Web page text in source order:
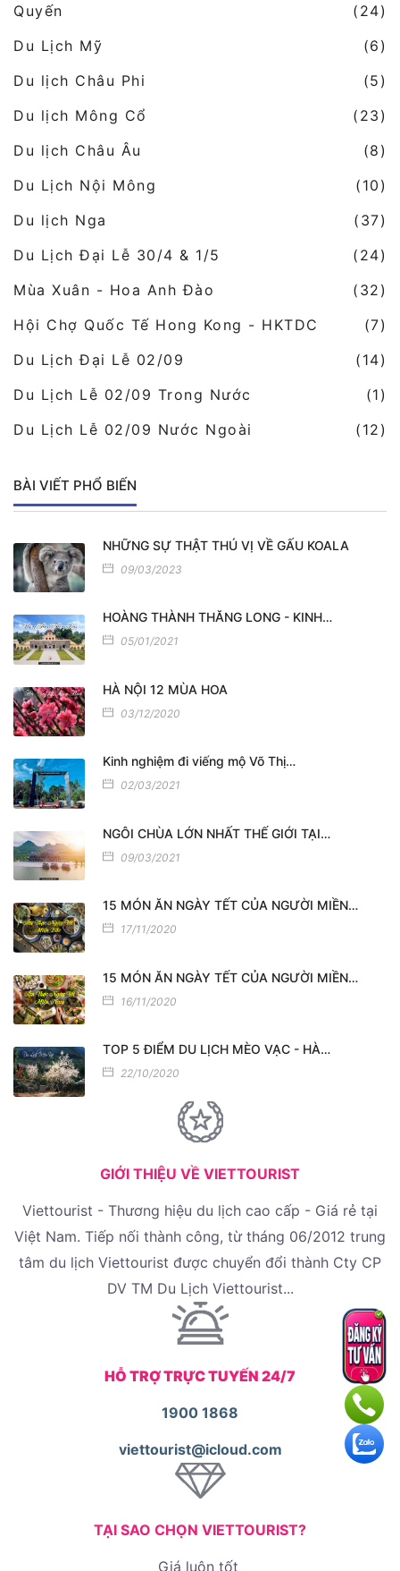
Quyến
(24)
Du Lịch Mỹ
(6)
Du lịch Châu Phi
(5)
Du lịch Mông Cổ
(23)
Du lịch Châu Âu
(8)
Du Lịch Nội Mông
(10)
Du lịch Nga
(37)
Du Lịch Đại Lễ 30/4 & 1/5
(24)
Mùa Xuân - Hoa Anh Đào
(32)
Hội Chợ Quốc Tế Hong Kong - HKTDC
(7)
Du Lịch Đại Lễ 02/09
(14)
Du Lịch Lễ 02/09 Trong Nước
(1)
Du Lịch Lễ 02/09 Nước Ngoài
(12)
BÀI VIẾT PHỔ BIẾN
NHỮNG SỰ THẬT THÚ VỊ VỀ GẤU KOALA
09/03/2023
HOÀNG THÀNH THĂNG LONG - KINH…
05/01/2021
HÀ NỘI 12 MÙA HOA
03/12/2020
Kinh nghiệm đi viếng mộ Võ Thị…
02/03/2021
NGÔI CHÙA LỚN NHẤT THẾ GIỚI TẠI…
09/03/2021
15 MÓN ĂN NGÀY TẾT CỦA NGƯỜI MIỀN…
17/11/2020
15 MÓN ĂN NGÀY TẾT CỦA NGƯỜI MIỀN…
16/11/2020
TOP 5 ĐIỂM DU LỊCH MÈO VẠC - HÀ…
22/10/2020
GIỚI THIỆU VỀ VIETTOURIST
Viettourist - Thương hiệu du lịch cao cấp - Giá rẻ tại
Việt Nam. Tiếp nối thành công, từ tháng 06/2012 trung
tâm du lịch Viettourist được chuyển đổi thành Cty CP
DV TM Du Lịch Viettourist...
HỖ TRỢ TRỰC TUYẾN 24/7
1900 1868
viettourist@icloud.com
TẠI SAO CHỌN VIETTOURIST?
Giá luôn tốt